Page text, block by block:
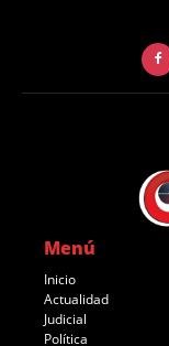
Menú
Inicio
Actualidad
Judicial
Política